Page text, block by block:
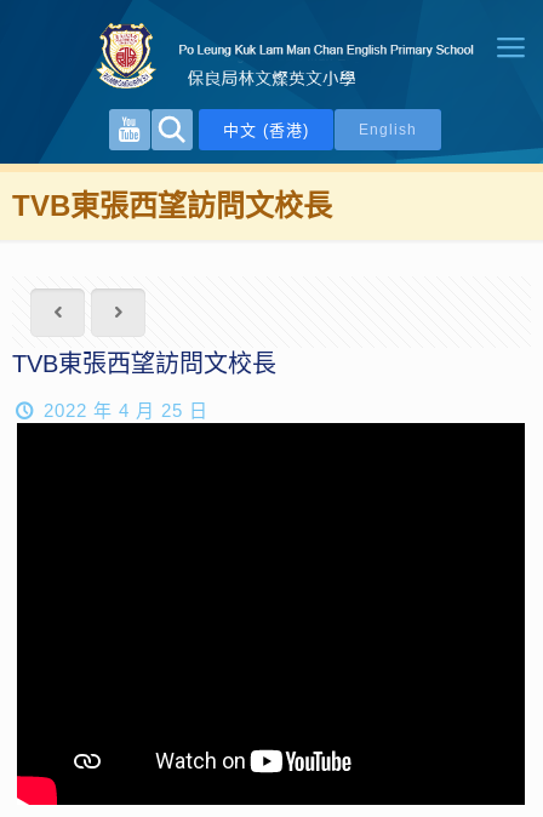
中文 (香港) English
TVB東張西望訪問文校長
TVB東張西望訪問文校長
2022 年 4 月 25 日